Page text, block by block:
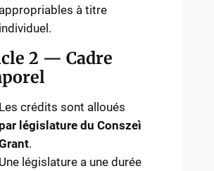
appropriables à titre
individuel.
2 — Cadre
Les crédits sont alloués
par législature du Conszeì
.
Une législature a une durée